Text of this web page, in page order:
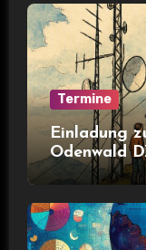
Termine
Einladung
Odenwald